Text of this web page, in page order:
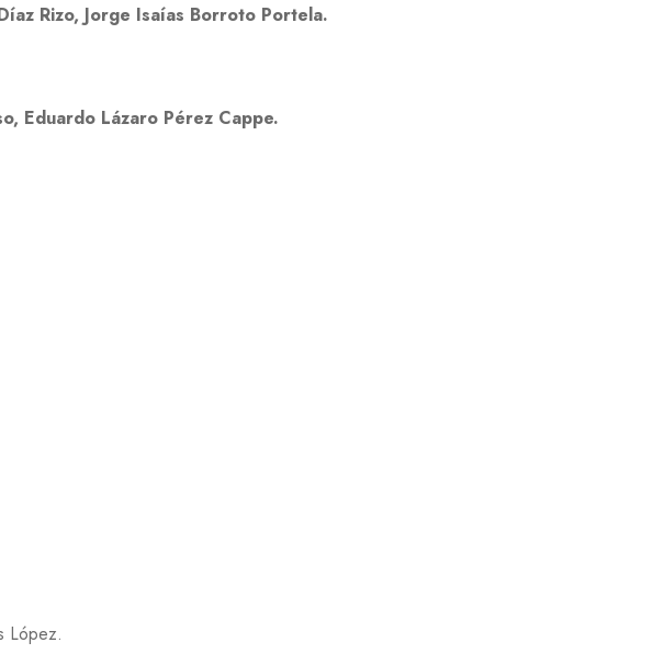
Rizo, Jorge Isaías Borroto Portela.
Eduardo Lázaro Pérez Cappe.
López.